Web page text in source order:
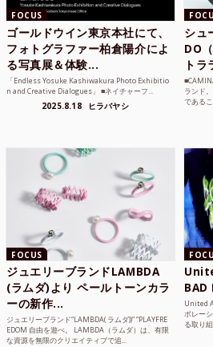
FOCUS
ゴールドウイン東京本社にて、
フォトグラファー柏倉陽介によ
る写真展＆体験...
「Endless Yosuke Kashiwakura Photo Exhibitio
n and Creative Dialogues」 ■ネイチャーフ...
2025.8.18 ヒラバヤシ
シュ
DO
トラ
ランド
である
FOCUS
ジュエリーブランドLAMBDA
(ラムダ)より ペールトーンカラ
ーの新作...
ジュエリーブランド“LAMBDA( ラムダ))” “PLAYFRE
EDOM 自由を遊べ。 LAMBDA（ラムダ）は、有限
な資源を無限のクリエイティブで追...
BAD
United
ボレー
る取り